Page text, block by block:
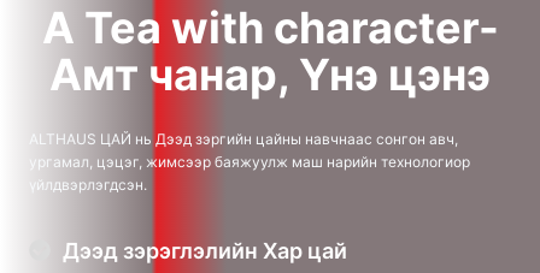
A Tea with character-
Амт чанар, Үнэ цэнэ
АLTHAUS ЦАЙ нь Дээд зэргийн цайны навчнаас сонгон авч,
ургамал, цэцэг, жимсээр баяжуулж маш нарийн технологиор
үйлдвэрлэгдсэн.
Дээд зэрэглэлийн Хар цай